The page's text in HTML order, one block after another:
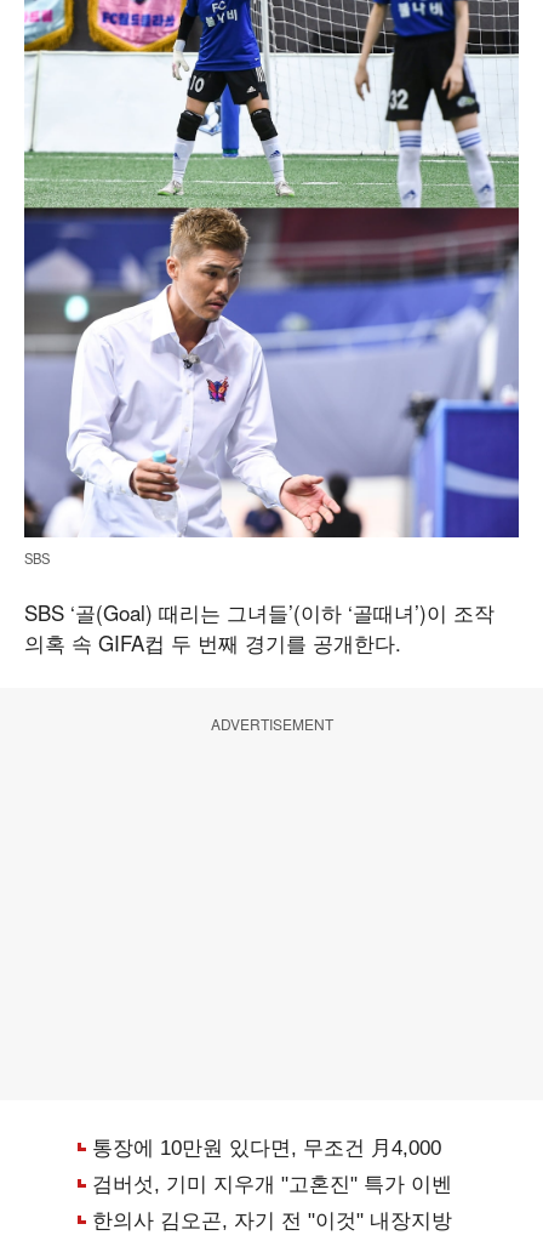
SBS
SBS ‘골(Goal) 때리는 그녀들’(이하 ‘골때녀’)이 조작
의혹 속 GIFA컵 두 번째 경기를 공개한다.
ADVERTISEMENT